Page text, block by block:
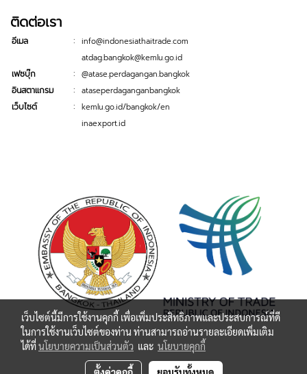
ติดต่อเรา
อีเมล : info@indonesiathaitrade.com
atdag.bangkok@kemlu.go.id
เฟซบุ๊ก : @atase.perdagangan.bangkok
อินสตาแกรม : ataseperdaganganbangkok
เว็บไซต์ : kemlu.go.id/bangkok/en
inaexport.id
เว็บไซต์นี้มีการใช้งานคุกกี้ เพื่อเพิ่มประสิทธิภาพและประสบการณ์ที่ดี
ในการใช้งานเว็บไซต์ของท่าน ท่านสามารถอ่านรายละเอียดเพิ่มเติม
ได้ที่นโยบายความเป็นส่วนตัว และ นโยบายคุกกี้